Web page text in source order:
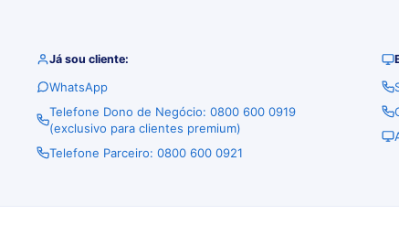
Já sou cliente:
WhatsApp
Telefone Dono de Negócio: 0800 600 0919
(exclusivo para clientes premium)
Telefone Parceiro: 0800 600 0921